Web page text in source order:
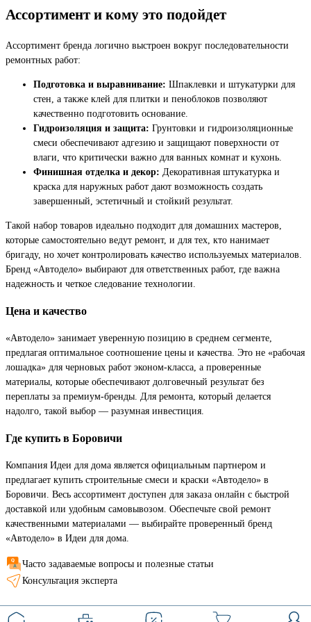
Ассортимент и кому это подойдет
Ассортимент бренда логично выстроен вокруг последовательности
ремонтных работ:
Подготовка и выравнивание: Шпаклевки и штукатурки для
стен, а также клей для плитки и пеноблоков позволяют
качественно подготовить основание.
Гидроизоляция и защита: Грунтовки и гидроизоляционные
смеси обеспечивают адгезию и защищают поверхности от
влаги, что критически важно для ванных комнат и кухонь.
Финишная отделка и декор: Декоративная штукатурка и
краска для наружных работ дают возможность создать
завершенный, эстетичный и стойкий результат.
Такой набор товаров идеально подходит для домашних мастеров,
которые самостоятельно ведут ремонт, и для тех, кто нанимает
бригаду, но хочет контролировать качество используемых материалов.
Бренд «Автодело» выбирают для ответственных работ, где важна
надежность и четкое следование технологии.
Цена и качество
«Автодело» занимает уверенную позицию в среднем сегменте,
предлагая оптимальное соотношение цены и качества. Это не «рабочая
лошадка» для черновых работ эконом-класса, а проверенные
материалы, которые обеспечивают долговечный результат без
переплаты за премиум-бренды. Для ремонта, который делается
надолго, такой выбор — разумная инвестиция.
Где купить в Боровичи
Компания Идеи для дома является официальным партнером и
предлагает купить строительные смеси и краски «Автодело» в
Боровичи. Весь ассортимент доступен для заказа онлайн с быстрой
доставкой или удобным самовывозом. Обеспечьте свой ремонт
качественными материалами — выбирайте проверенный бренд
«Автодело» в Идеи для дома.
Часто задаваемые вопросы и полезные статьи
Консультация эксперта